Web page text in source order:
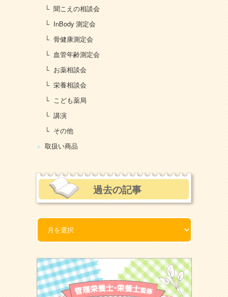
聞こえの相談会
InBody 測定会
骨健康測定会
血管年齢測定会
お薬相談会
栄養相談会
こども薬局
講演
その他
取扱い商品
過去の記事